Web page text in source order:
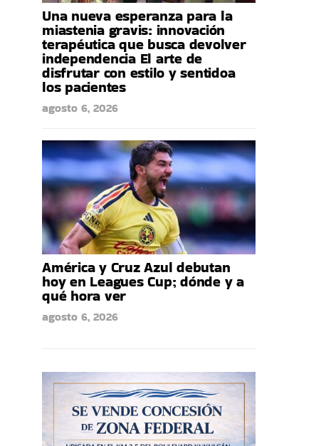
Una nueva esperanza para la
miastenia gravis: innovación
terapéutica que busca devolver
independencia El arte de
disfrutar con estilo y sentidoa
los pacientes
agosto 6, 2026
América y Cruz Azul debutan
hoy en Leagues Cup; dónde y a
qué hora ver
agosto 6, 2026